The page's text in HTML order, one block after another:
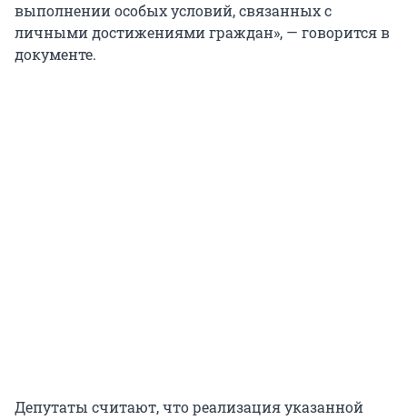
выполнении особых условий, связанных с
личными достижениями граждан», — говорится в
документе.
Депутаты считают, что реализация указанной